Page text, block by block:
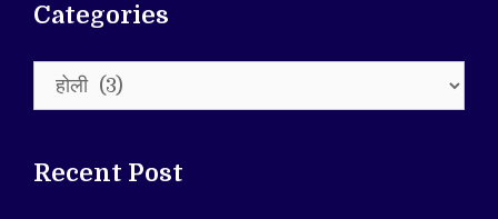
Categories
Categories
Recent Post